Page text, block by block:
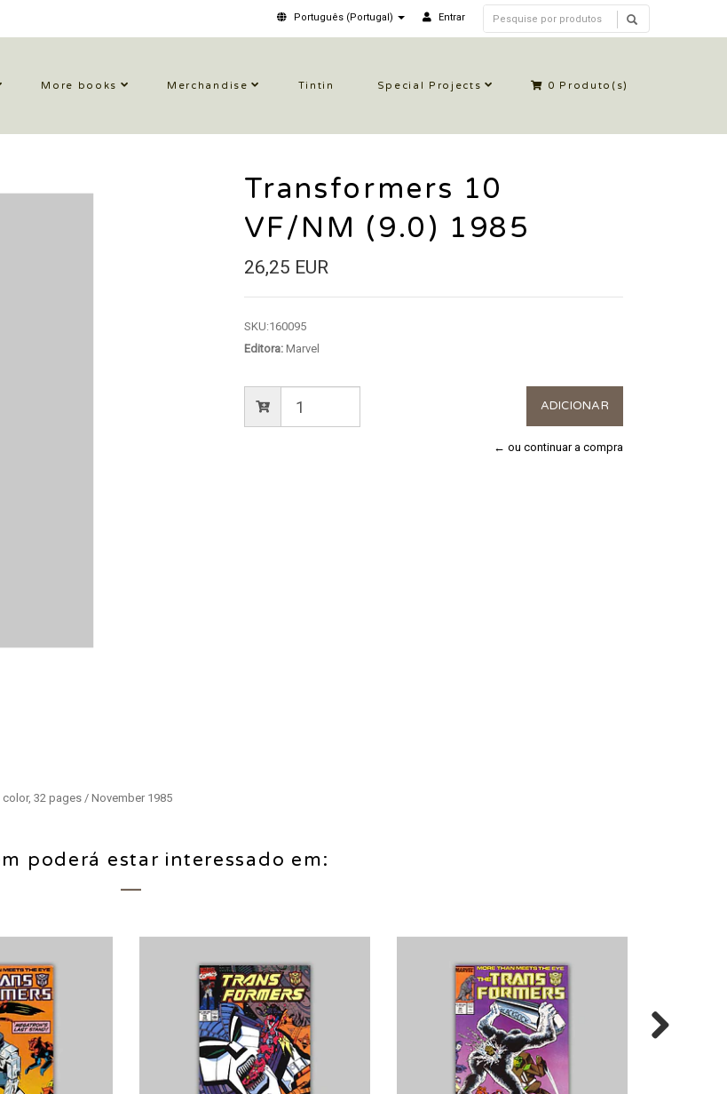
Português (Portugal) Entrar
More books Merchandise Tintin Special Projects 0 Produto(s)
32 pages / November 1985
Transformers 10
VF/NM (9.0) 1985
26,25 EUR
SKU:160095
Editora:Marvel
← ou continuar a compra
poderá estar interessado em: